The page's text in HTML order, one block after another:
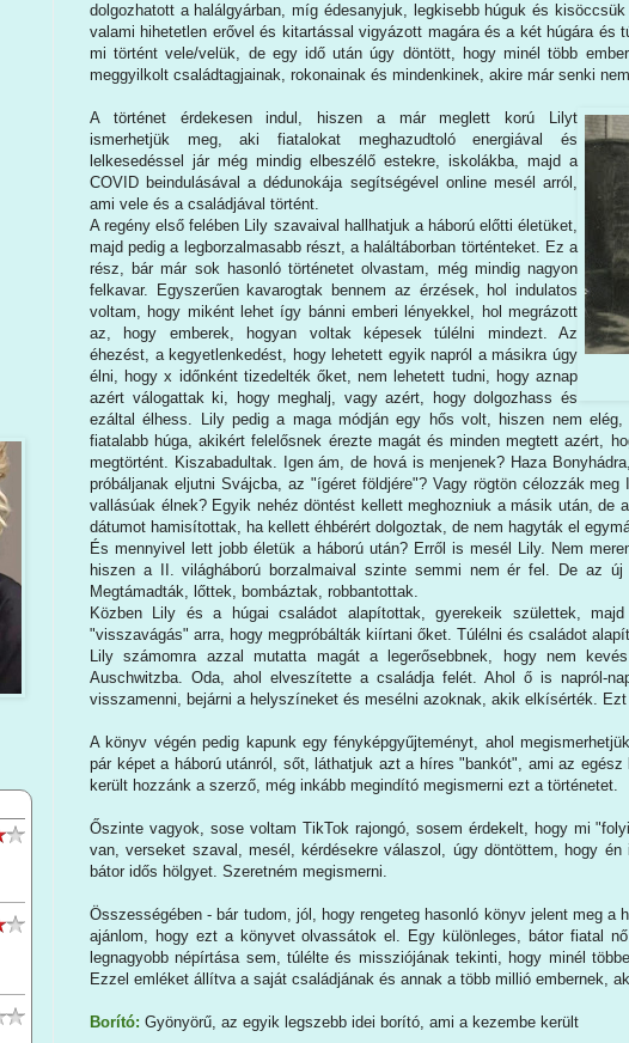
dolgozhatott a halálgyárban, míg édesanyjuk, legkisebb húguk és
valami hihetetlen erővel és kitartással vigyázott magára és a két húgára és
mi történt vele/velük, de egy idő után úgy döntött, hogy minél több
meggyilkolt családtagjainak, rokonainak és mindenkinek, akire már senki
A történet érdekesen indul, hiszen a már meglett korú Lilyt
ismerhetjük meg, aki fiatalokat meghazudtoló energiával és
lelkesedéssel jár még mindig elbeszélő estekre, iskolákba, majd a
COVID beindulásával a dédunokája segítségével online mesél arról,
ami vele és a családjával történt.
A regény első felében Lily szavaival hallhatjuk a háború előtti életüket,
majd pedig a legborzalmasabb részt, a haláltáborban történteket. Ez a
rész, bár már sok hasonló történetet olvastam, még mindig nagyon
felkavar. Egyszerűen kavarogtak bennem az érzések, hol indulatos
voltam, hogy miként lehet így bánni emberi lényekkel, hol megrázott
az, hogy emberek, hogyan voltak képesek túlélni mindezt. Az
éhezést, a kegyetlenkedést, hogy lehetett egyik napról a másikra úgy
élni, hogy x időnként tizedelték őket, nem lehetett tudni, hogy aznap
azért válogattak ki, hogy meghalj, vagy azért, hogy dolgozhass és
ezáltal élhess. Lily pedig a maga módján egy hős volt, hiszen nem
fiatalabb húga, akikért felelősnek érezte magát és minden megtett azért,
megtörtént. Kiszabadultak. Igen ám, de hová is menjenek? Haza
próbáljanak eljutni Svájcba, az "ígéret földjére"? Vagy rögtön célozzák
vallásúak élnek? Egyik nehéz döntést kellett meghozniuk a másik után, de
dátumot hamisítottak, ha kellett éhbérért dolgoztak, de nem hagyták el
És mennyivel lett jobb életük a háború után? Erről is mesél Lily. Nem
hiszen a II. világháború borzalmaival szinte semmi nem ér fel. De az
Megtámadták, lőttek, bombáztak, robbantottak.
Közben Lily és a húgai családot alapítottak, gyerekeik születtek,
"visszavágás" arra, hogy megpróbálták kiírtani őket. Túlélni és családot
Lily számomra azzal mutatta magát a legerősebbnek, hogy nem
Auschwitzba. Oda, ahol elveszítette a családja felét. Ahol ő is napról-
visszamenni, bejárni a helyszíneket és mesélni azoknak, akik elkísérték.
A könyv végén pedig kapunk egy fényképgyűjteményt, ahol
pár képet a háború utánról, sőt, láthatjuk azt a híres "bankót", ami az
került hozzánk a szerző, még inkább megindító megismerni ezt a történetet.
Őszinte vagyok, sose voltam TikTok rajongó, sosem érdekelt, hogy mi
van, verseket szaval, mesél, kérdésekre válaszol, úgy döntöttem, hogy
bátor idős hölgyet. Szeretném megismerni.
Összességében - bár tudom, jól, hogy rengeteg hasonló könyv jelent meg a
ajánlom, hogy ezt a könyvet olvassátok el. Egy különleges, bátor fiatal
legnagyobb népírtása sem, túlélte és missziójának tekinti, hogy minél
Ezzel emléket állítva a saját családjának és annak a több millió embernek,
Borító: Gyönyörű, az egyik legszebb idei borító, ami a kezembe került